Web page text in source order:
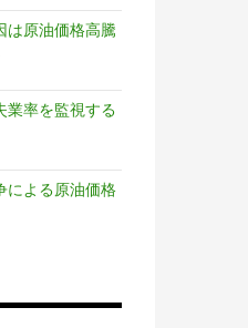
は原油価格高騰
業率を監視する
による原油価格